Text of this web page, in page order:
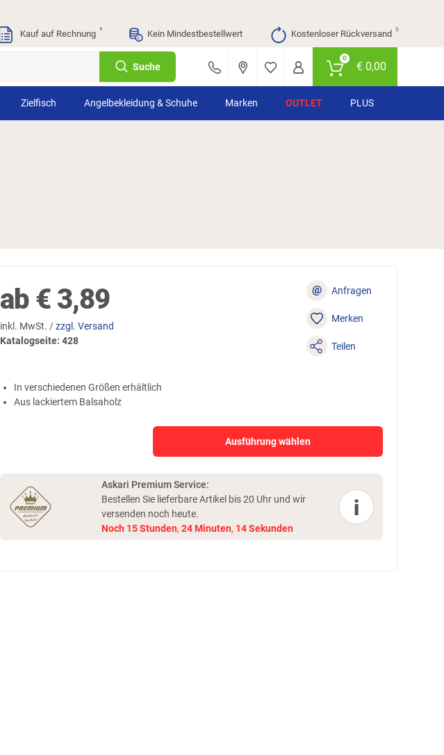
Kauf auf Rechnung ¹ Kein Mindestbestellwert Kostenloser Rückversand ⁵
Suche
0
€0,00
Zielfisch Angelbekleidung & Schuhe Marken OUTLET PLUS
ab € 3,89
inkl. MwSt. /zzgl. Versand
Katalogseite: 428
Anfragen
@
Merken
Teilen
In verschiedenen Größen erhältlich
Aus lackiertem Balsaholz
Ausführung wählen
Askari Premium Service:
Bestellen Sie lieferbare Artikel bis 20 Uhr und wir
versenden noch heute.
Noch 15Stunden, 24 Minuten, 13Sekunden
i